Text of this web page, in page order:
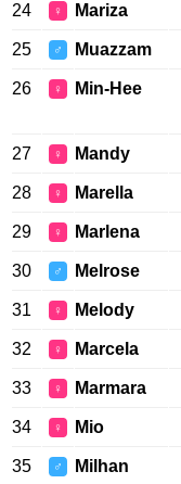
24 ♀ Mariza
25 ♂ Muazzam
26 ♀ Min-Hee
27 ♀ Mandy
28 ♀ Marella
29 ♀ Marlena
30 ♂ Melrose
31 ♀ Melody
32 ♀ Marcela
33 ♀ Marmara
34 ♀ Mio
35 ♂ Milhan